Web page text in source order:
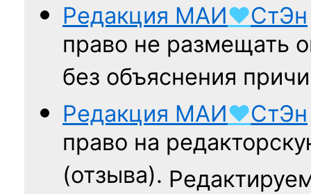
Редакция МАИ♥СтЭн
право не размещать
без объяснения
Редакция МАИ♥СтЭн
право на
(отзыва).